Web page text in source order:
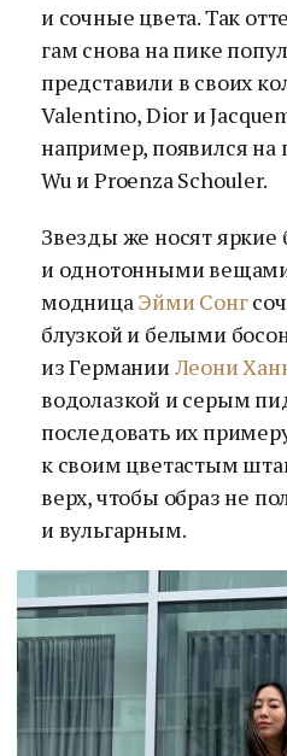
и сочные цвета. Так
гам снова на пике
представили в своих
Valentino, Dior и
например, появился на
Wu и Proenza Schouler.
Звезды же носят
и однотонными
модницаЭйми Сонг
блузкой и белыми
из Германии Леони
водолазкой и серым
последовать их
к своим цветастым
верх, чтобы образ не
и вульгарным.